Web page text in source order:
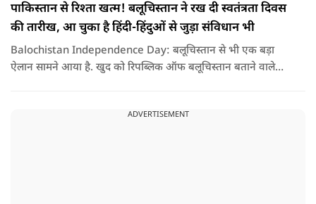
पाकिस्तान से रिश्ता खत्म! बलूचिस्तान ने रख दी स्वतंत्रता दिवस
की तारीख, आ चुका है हिंदी-हिंदुओं से जुड़ा संविधान भी
Balochistan Independence Day: बलूचिस्तान से भी एक बड़ा
ऐलान सामने आया है. खुद को रिपब्लिक ऑफ बलूचिस्तान बताने वाले
ADVERTISEMENT